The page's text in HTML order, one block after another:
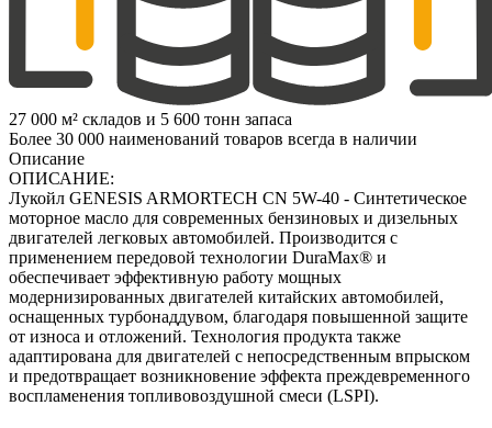
27 000 м² складов и 5 600 тонн запаса
Более 30 000 наименований товаров всегда в наличии
Описание
ОПИСАНИЕ:
Лукойл GENESIS ARMORTECH CN 5W-40 - Синтетическое
моторное масло для современных бензиновых и дизельных
двигателей легковых автомобилей. Производится с
применением передовой технологии DuraMax® и
обеспечивает эффективную работу мощных
модернизированных двигателей китайских автомобилей,
оснащенных турбонаддувом, благодаря повышенной защите
от изноcа и отложений. Технология продукта также
адаптирована для двигателей с непосредственным впрыском
и предотвращает возникновение эффекта преждевременного
воспламенения топливовоздушной смеси (LSPI).